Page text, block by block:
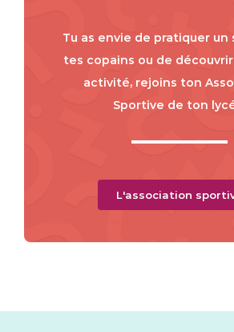
Tu as envie de pratiquer un
tes copains ou de
activité, rejoins ton
Sportive de ton
L'association